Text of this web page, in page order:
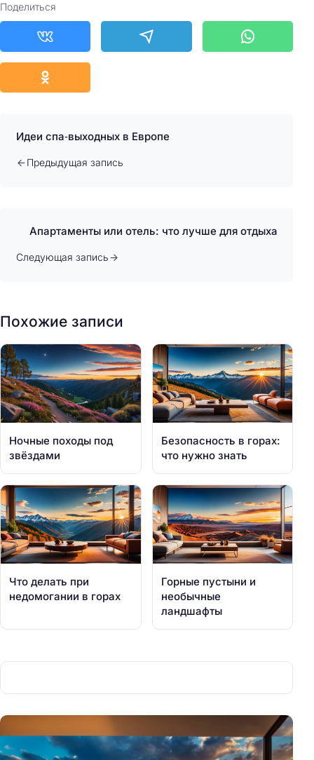
Поделиться
Идеи спа‑выходных в Европе
Предыдущая запись
Апартаменты или отель: что лучше для отдыха
Следующая запись
Похожие записи
Ночные походы под
звёздами
Безопасность в горах:
что нужно знать
Что делать при
недомогании в горах
Горные пустыни и
необычные
ландшафты